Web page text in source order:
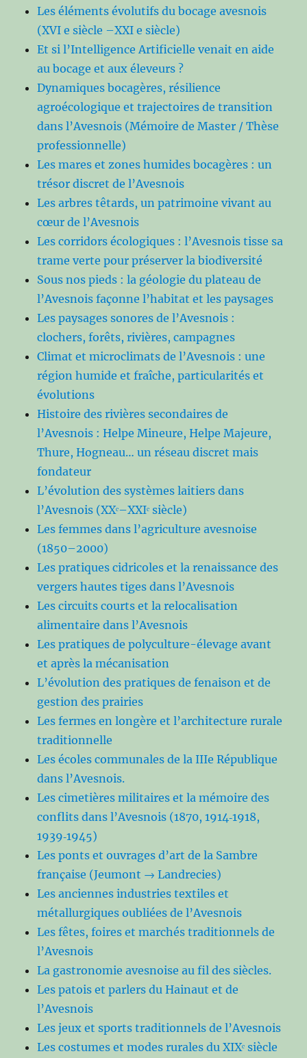
Les éléments évolutifs du bocage avesnois
(XVI e siècle –XXI e siècle)
Et si l’Intelligence Artificielle venait en aide
au bocage et aux éleveurs ?
Dynamiques bocagères, résilience
agroécologique et trajectoires de transition
dans l’Avesnois (Mémoire de Master / Thèse
professionnelle)
Les mares et zones humides bocagères : un
trésor discret de l’Avesnois
Les arbres têtards, un patrimoine vivant au
cœur de l’Avesnois
Les corridors écologiques : l’Avesnois tisse sa
trame verte pour préserver la biodiversité
Sous nos pieds : la géologie du plateau de
l’Avesnois façonne l’habitat et les paysages
Les paysages sonores de l’Avesnois :
clochers, forêts, rivières, campagnes
Climat et microclimats de l’Avesnois : une
région humide et fraîche, particularités et
évolutions
Histoire des rivières secondaires de
l’Avesnois : Helpe Mineure, Helpe Majeure,
Thure, Hogneau… un réseau discret mais
fondateur
L’évolution des systèmes laitiers dans
l’Avesnois (XXᵉ–XXIᵉ siècle)
Les femmes dans l’agriculture avesnoise
(1850–2000)
Les pratiques cidricoles et la renaissance des
vergers hautes tiges dans l’Avesnois
Les circuits courts et la relocalisation
alimentaire dans l’Avesnois
Les pratiques de polyculture-élevage avant
et après la mécanisation
L’évolution des pratiques de fenaison et de
gestion des prairies
Les fermes en longère et l’architecture rurale
traditionnelle
Les écoles communales de la IIIe République
dans l’Avesnois.
Les cimetières militaires et la mémoire des
conflits dans l’Avesnois (1870, 1914‑1918,
1939‑1945)
Les ponts et ouvrages d’art de la Sambre
française (Jeumont → Landrecies)
Les anciennes industries textiles et
métallurgiques oubliées de l’Avesnois
Les fêtes, foires et marchés traditionnels de
l’Avesnois
La gastronomie avesnoise au fil des siècles.
Les patois et parlers du Hainaut et de
l’Avesnois
Les jeux et sports traditionnels de l’Avesnois
Les costumes et modes rurales du XIXᵉ siècle